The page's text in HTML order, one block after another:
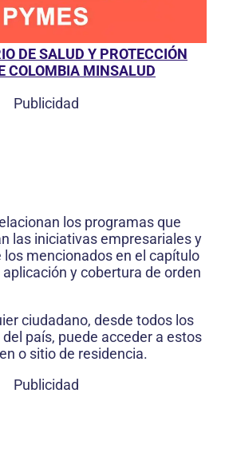
DE SALUD Y PROTECCIÓN
COLOMBIA MINSALUD
Publicidad
los programas que
las iniciativas empresariales y
los mencionados en el capítulo
y cobertura de orden
ciudadano, desde todos los
país, puede acceder a estos
o sitio de residencia.
Publicidad